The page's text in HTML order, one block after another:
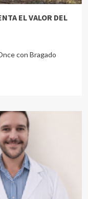
EL VALOR DEL
con Bragado